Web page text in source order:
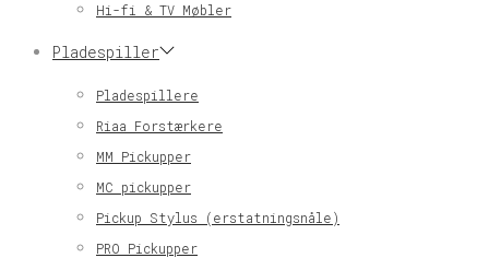
Hi-fi & TV Møbler
Pladespiller
Pladespillere
Riaa Forstærkere
MM Pickupper
MC pickupper
Pickup Stylus (erstatningsnåle)
PRO Pickupper